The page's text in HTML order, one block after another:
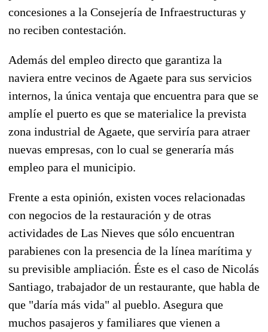
concesiones a la Consejería de Infraestructuras y
no reciben contestación.
Además del empleo directo que garantiza la
naviera entre vecinos de Agaete para sus servicios
internos, la única ventaja que encuentra para que se
amplíe el puerto es que se materialice la prevista
zona industrial de Agaete, que serviría para atraer
nuevas empresas, con lo cual se generaría más
empleo para el municipio.
Frente a esta opinión, existen voces relacionadas
con negocios de la restauración y de otras
actividades de Las Nieves que sólo encuentran
parabienes con la presencia de la línea marítima y
su previsible ampliación. Éste es el caso de Nicolás
Santiago, trabajador de un restaurante, que habla de
que "daría más vida" al pueblo. Asegura que
muchos pasajeros y familiares que vienen a